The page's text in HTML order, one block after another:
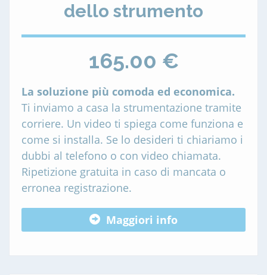
dello strumento
165.00 €
La soluzione più comoda ed economica.
Ti inviamo a casa la strumentazione tramite
corriere. Un video ti spiega come funziona e
come si installa. Se lo desideri ti chiariamo i
dubbi al telefono o con video chiamata.
Ripetizione gratuita in caso di mancata o
erronea registrazione.
Maggiori info